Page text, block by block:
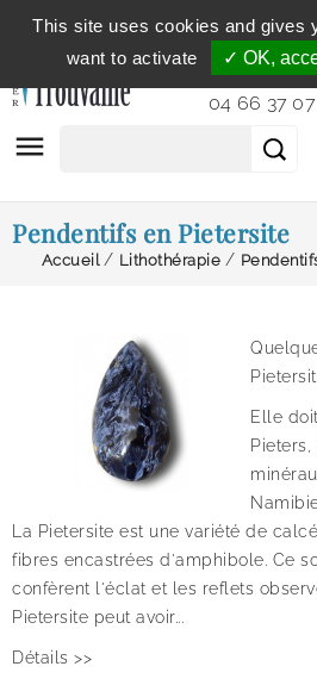
Service
du lundi au
de 14h à
04 66 37

Pendentifs en Pietersite
Accueil Lithothérapie
Elle
La Pietersite est une variété de
fibres encastrées d'amphibole. Ce
confèrent l'éclat et les reflets
Pietersite peut avoir...
Détails >>
This site uses cookies and gives
want to activate
✓ OK,